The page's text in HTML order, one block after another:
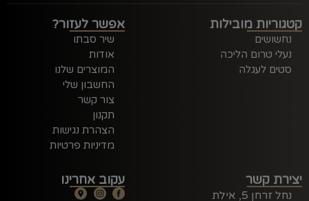
יצירת קשר
נחל זרחן 5, אילת
אפשר לעזור?
שיר סבתו
אודות
המוצרים שלנו
החשבון שלי
צור קשר
תקנון
הצהרת נגישות
מדיניות פרטיות
קטגוריות מובילות
נחשושים
נעלי טרום הליכה
סטים לעגלה
עקוב אחרינו